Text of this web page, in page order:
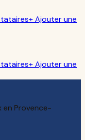
+ Ajouter une
+ Ajouter une
en Provence-